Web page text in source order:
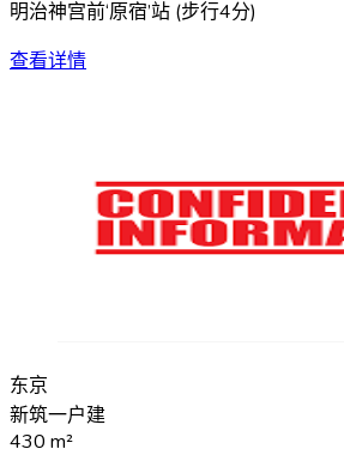
明治神宫前‘原宿’站 (步行4分)
查看详情
东京
新筑一户建
430 m²